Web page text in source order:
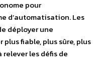
pour
d’automatisation. Les
déployer une
fiable, plus sûre, plus
les défis de